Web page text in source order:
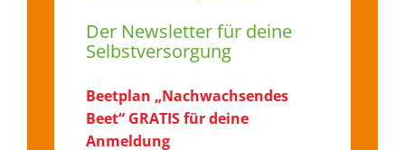
Der Newsletter für deine
Selbstversorgung
Beetplan „Nachwachsendes
Beet“ GRATIS für deine
Anmeldung